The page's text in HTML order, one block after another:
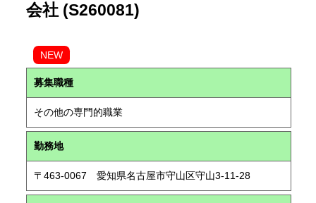
会社 (S260081)
NEW
募集職種
その他の専門的職業
勤務地
〒463-0067 愛知県名古屋市守山区守山3-11-28